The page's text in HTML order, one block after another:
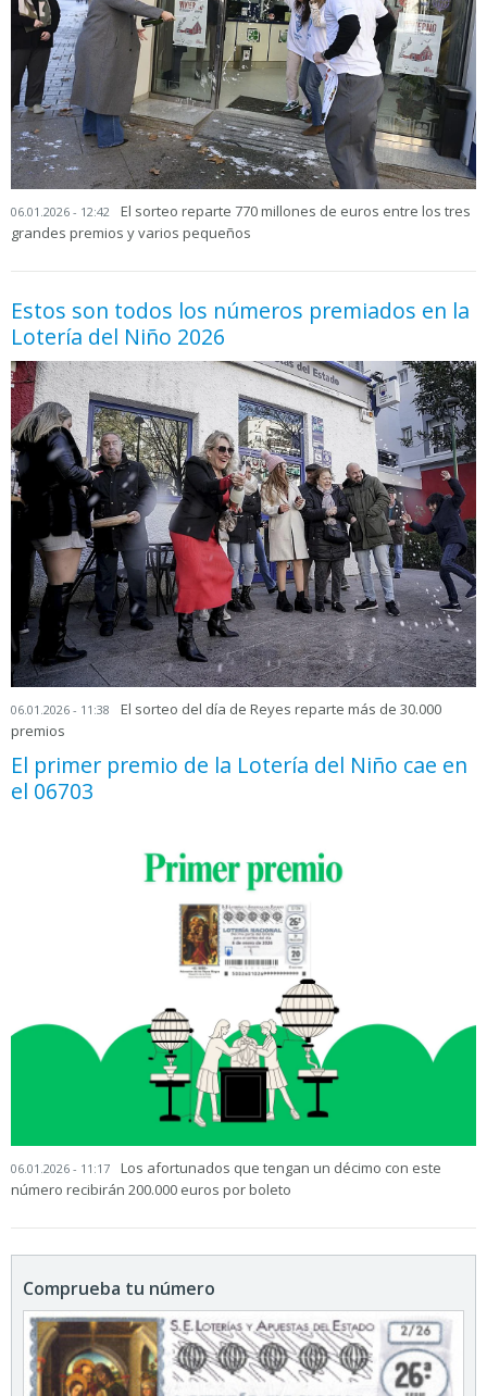
06.01.2026 - 12:42
El sorteo reparte 770 millones de euros entre los tres
grandes premios y varios pequeños
Estos son todos los números premiados en la
Lotería del Niño 2026
06.01.2026 - 11:38
El sorteo del día de Reyes reparte más de 30.000
premios
El primer premio de la Lotería del Niño cae en
el 06703
06.01.2026 - 11:17
Los afortunados que tengan un décimo con este
número recibirán 200.000 euros por boleto
Comprueba tu número